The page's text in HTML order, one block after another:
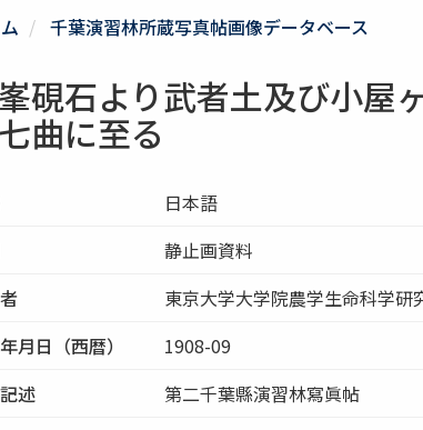
千葉演習林所蔵写真帖画像データベース
硯石より武者土及び小
曲に至る
日本語
静止画資料
東京大学大学院農学生命科学研
月日（西暦）
1908-09
述
第二千葉縣演習林寫眞帖